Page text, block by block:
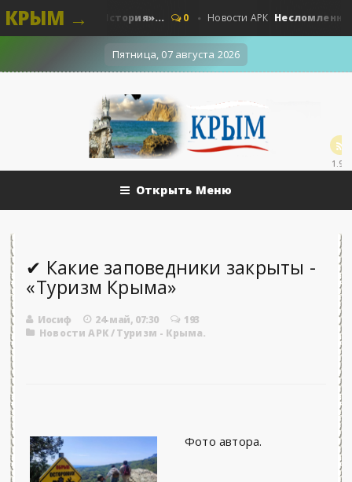
КРЫМ →
Наши - «История»... 0 Новости АРК Несломленный
Пятница, 07 августа 2026
1.9k
Открыть Меню
✔ Какие заповедники закрыты -
«Туризм Крыма»
Иосиф 24-май, 07:30
193
Новости АРК/Туризм - Крыма.
Фото автора.